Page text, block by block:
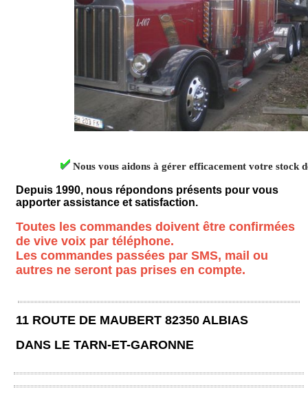
Nous vous aidons à gérer efficacement votre stock
Depuis 1990, nous répondons présents pour vous
apporter assistance et satisfaction.
Toutes les commandes doivent être confirmées
de vive voix par téléphone.
Les commandes passées par SMS, mail ou
autres ne seront pas prises en compte.
11 ROUTE DE MAUBERT 82350 ALBIAS
DANS LE TARN-ET-GARONNE